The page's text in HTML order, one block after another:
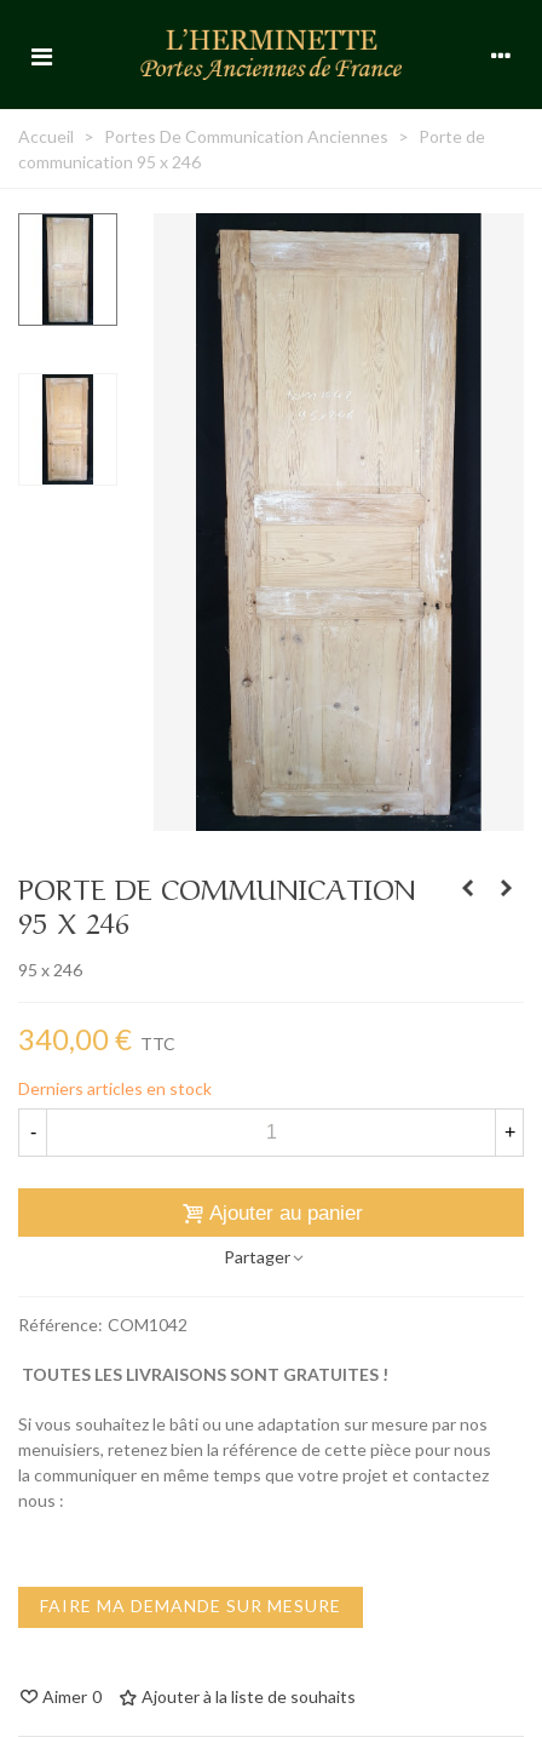
Accueil > Portes De Communication Anciennes >
Porte de
communication 95 x 246
PORTE DE COMMUNICATION
95 X 246
95 x 246
340,00 € TTC
Derniers articles en stock
- +
Ajouter au panier
Partager
Référence: COM1042
TOUTES LES LIVRAISONS SONT GRATUITES !
Si vous souhaitez le bâti ou une adaptation sur mesure par nos
menuisiers, retenez bien la référence de cette pièce pour nous
la communiquer en même temps que votre projet et contactez
nous :
FAIRE MA DEMANDE SUR MESURE
Aimer 0 Ajouter à la liste de souhaits